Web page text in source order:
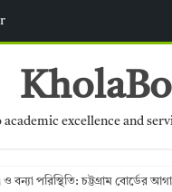
excellence and
বন্যা পরিস্থিতি: চট্টগ্রাম বোর্ডের